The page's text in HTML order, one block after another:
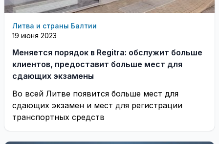
Литва и страны Балтии
19 июня 2023
Меняется порядок в Regitra: обслужит больше
клиентов, предоставит больше мест для
сдающих экзамены
Во всей Литве появится больше мест для
сдающих экзамен и мест для регистрации
транспортных средств